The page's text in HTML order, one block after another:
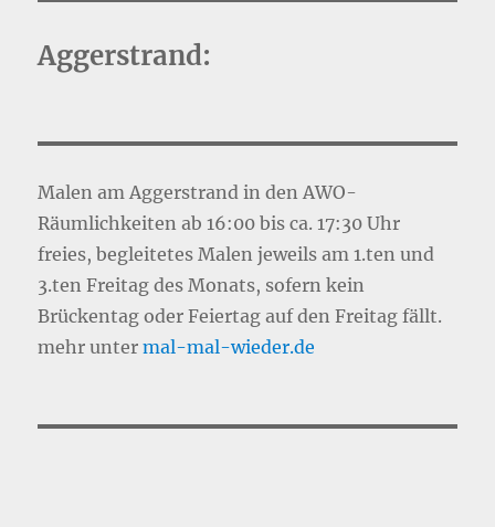
Aggerstrand:
Malen am Aggerstrand in den AWO-
Räumlichkeiten ab 16:00 bis ca. 17:30 Uhr
freies, begleitetes Malen jeweils am 1.ten und
3.ten Freitag des Monats, sofern kein
Brückentag oder Feiertag auf den Freitag fällt.
mehr untermal-mal-wieder.de